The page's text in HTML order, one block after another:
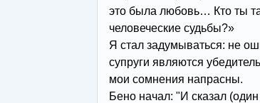
это была любовь… Кто ты
человеческие судьбы?»
Я стал задумываться: не
супруги являются
мои сомнения напрасны.
Бено начал: "И сказал